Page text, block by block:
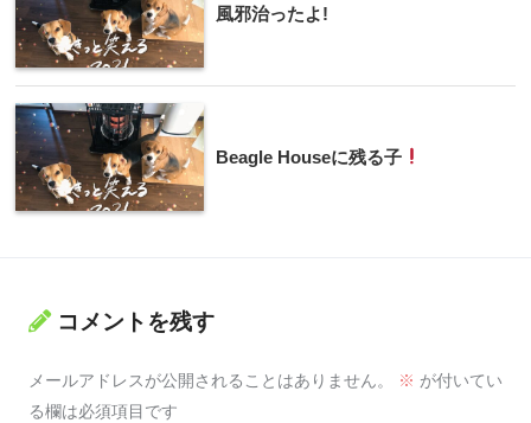
風邪治ったよ!
Beagle Houseに残る子
コメントを残す
メールアドレスが公開されることはありません。 ※ が付いてい
る欄は必須項目です